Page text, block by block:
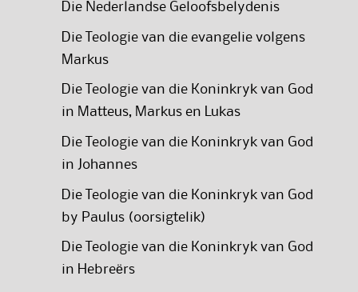
Die Nederlandse Geloofsbelydenis
Die Teologie van die evangelie volgens
Markus
Die Teologie van die Koninkryk van God
in Matteus, Markus en Lukas
Die Teologie van die Koninkryk van God
in Johannes
Die Teologie van die Koninkryk van God
by Paulus (oorsigtelik)
Die Teologie van die Koninkryk van God
in Hebreërs